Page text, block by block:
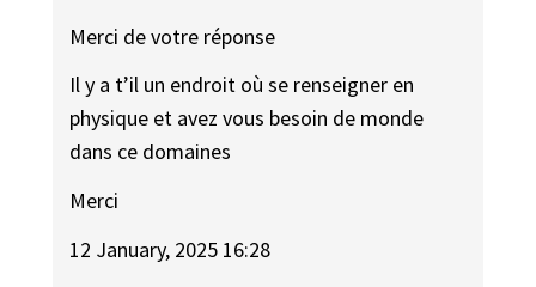
Merci de votre réponse
Il y a t’il un endroit où se renseigner en
physique et avez vous besoin de monde
dans ce domaines
Merci
12 January, 2025 16:28